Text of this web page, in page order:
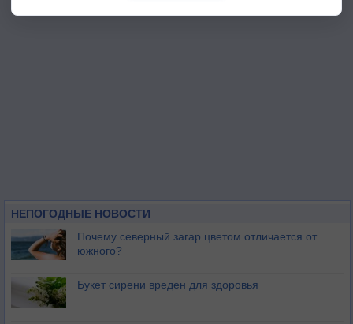
НЕПОГОДНЫЕ НОВОСТИ
Почему северный загар цветом отличается от
южного?
Букет сирени вреден для здоровья